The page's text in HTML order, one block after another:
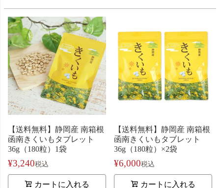
【送料無料】静岡産 南箱根
函南きくいもタブレット
36g（180粒）1袋
¥3,240税込
カートに入れる
【送料無料】静岡産 南箱根
函南きくいもタブレット
36g（180粒）×2袋
¥6,000税込
カートに入れる